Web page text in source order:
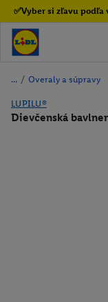
✅Vyber si zľavu podľa
/ Overaly a súpravy
LUPILU®
Dievčenská